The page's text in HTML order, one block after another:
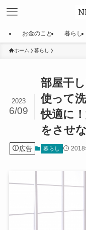
お金のこと 暮らし
ホーム 暮らし
部屋干
使って
快適に
をさせ
2023
6/09
広告 暮らし 2018